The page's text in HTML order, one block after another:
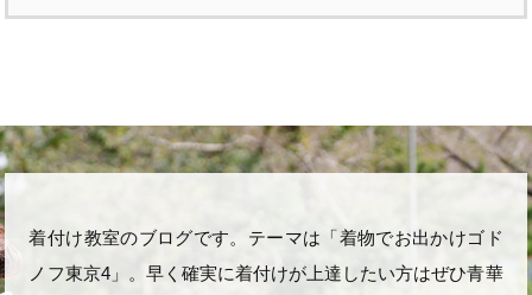
着付け教室のブログです。テーマは「着物でお出かけゴド
ノフ東京4」。早く確実に着付けが上達したい方はぜひ青華